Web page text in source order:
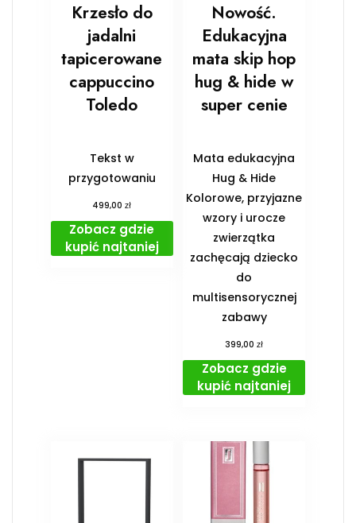
Krzesło do
jadalni
tapicerowane
cappuccino
Toledo
Tekst w
przygotowaniu
499,00zł
Zobacz gdzie
kupić najtaniej
Nowość.
Edukacyjna
mata skip hop
hug & hide w
super cenie
Mata edukacyjna
Hug & Hide
Kolorowe, przyjazne
wzory i urocze
zwierzątka
zachęcają dziecko
do
multisensorycznej
zabawy
399,00zł
Zobacz gdzie
kupić najtaniej